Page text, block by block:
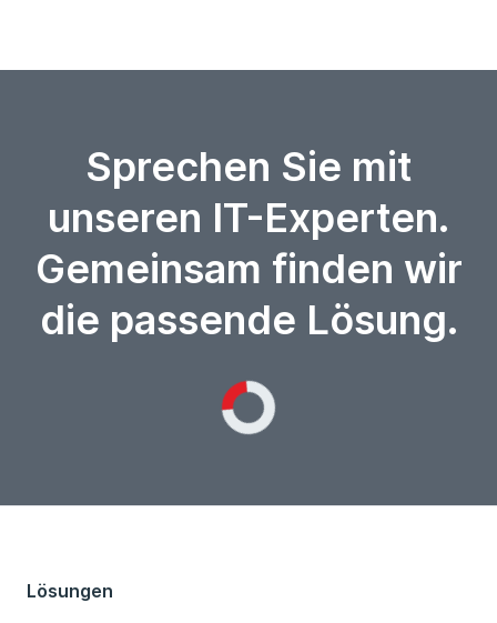
Sprechen Sie mit
unseren IT-Experten.
Gemeinsam finden wir
die passende Lösung.
Lösungen